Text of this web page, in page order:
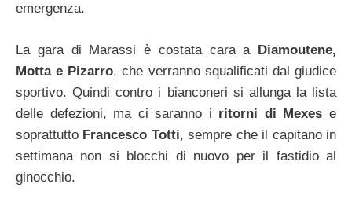
emergenza.
La gara di Marassi è costata cara a Diamoutene,
Motta e Pizarro, che verranno squalificati dal giudice
sportivo. Quindi contro i bianconeri si allunga la lista
delle defezioni, ma ci saranno i ritorni di Mexes e
soprattutto Francesco Totti, sempre che il capitano in
settimana non si blocchi di nuovo per il fastidio al
ginocchio.